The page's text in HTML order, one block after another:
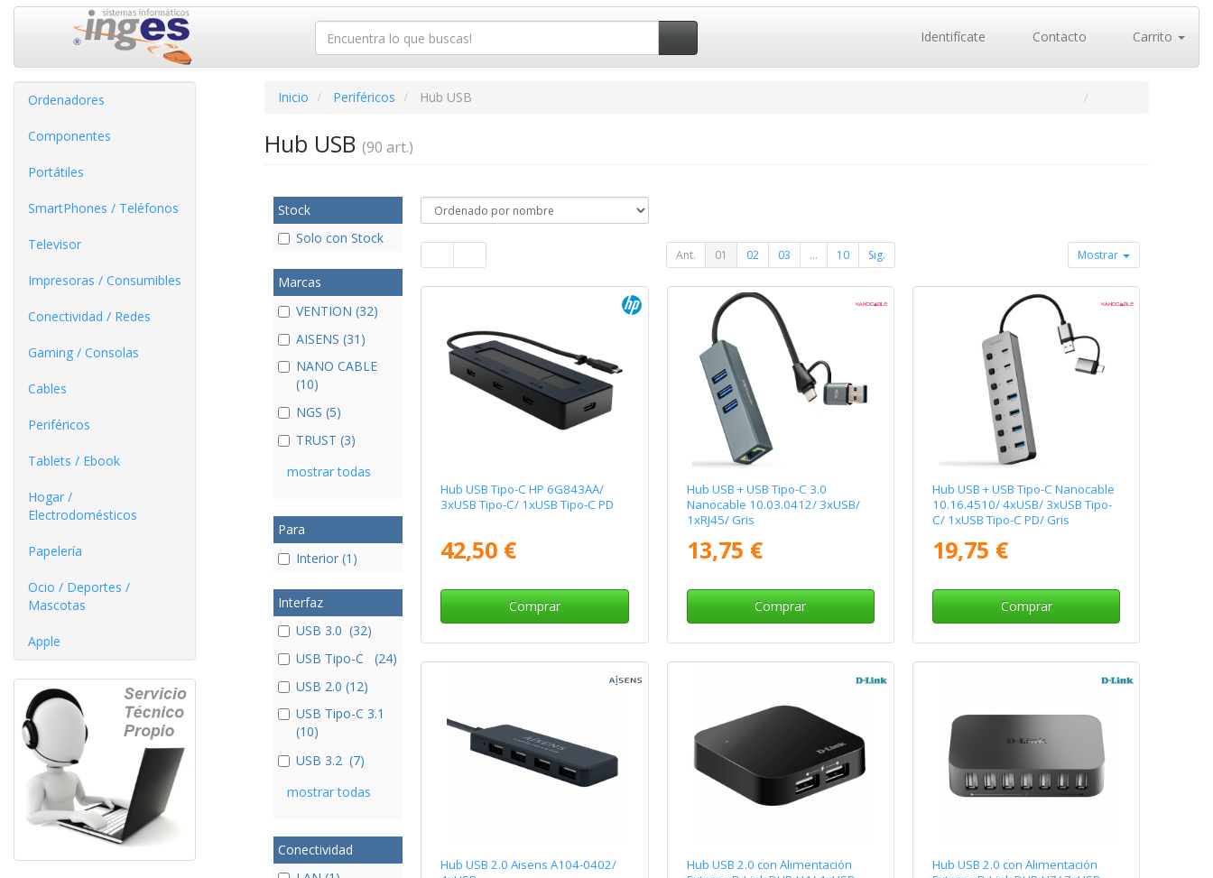
Identifícate Contacto Carrito
Ordenadores
Componentes
Portátiles
SmartPhones / Teléfonos
Televisor
Impresoras / Consumibles
Conectividad / Redes
Gaming / Consolas
Cables
Periféricos
Tablets / Ebook
Hogar /
Electrodomésticos
Papelería
Ocio / Deportes /
Mascotas
Apple
Inicio Periféricos Hub USB
Hub USB (90 art.)
Stock
Solo con Stock
Marcas
VENTION (32)
AISENS (31)
NANO CABLE
(10)
NGS (5)
TRUST (3)
mostrar todas
Para
Interior (1)
Interfaz
USB 3.0 (32)
USB Tipo-C (24)
USB 2.0 (12)
USB Tipo-C 3.1
(10)
USB 3.2 (7)
mostrar todas
Conectividad
Ant. 01 02 03 ... 10 Sig. Mostrar
Hub USB Tipo-C HP 6G843AA/
3xUSB Tipo-C/ 1xUSB Tipo-C PD
42,50 €
Comprar
Hub USB + USB Tipo-C 3.0
Nanocable 10.03.0412/ 3xUSB/
1xRJ45/ Gris
13,75 €
Comprar
Hub USB + USB Tipo-C Nanocable
10.16.4510/ 4xUSB/ 3xUSB Tipo-
C/ 1xUSB Tipo-C PD/ Gris
19,75 €
Comprar
Hub USB 2.0 Aisens A104-0402/
Hub USB 2.0 con Alimentación
Hub USB 2.0 con Alimentación